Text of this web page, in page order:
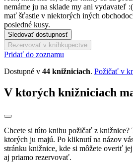
nemáme ju na sklade my ani vydavateľ
mať šťastie v niektorých iných
posledné kusy.
Sledovať dostupnosť
Rezervovať v kníhkupectve
Pridať do zoznamu
Dostupné v 44 knižniciach. Požičať v
V ktorých knižniciach
Chcete si túto knihu požičať z knižnice?
ktorých ju majú. Po kliknutí na názov
stránku knižnice, kde si môžete overiť
aj priamo rezervovať.